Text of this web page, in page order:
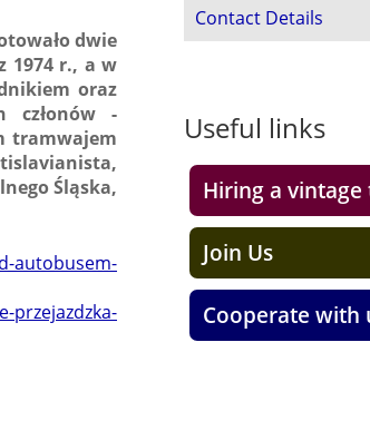
dwie
1974 r., a w
oraz
członów -
tramwajem
Śląska,
autobusem-
przejazdzka-
Contact Details
Useful links
Hiring a
Join Us
Cooperate with